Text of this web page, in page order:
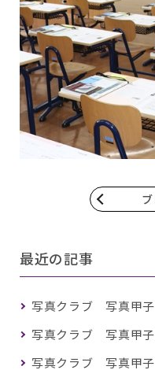
最近の記事
写真クラブ 写真甲
写真クラブ 写真甲
写真クラブ 写真甲